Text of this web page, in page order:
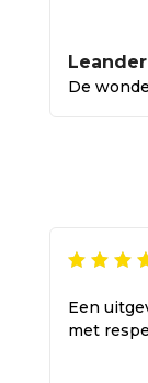
Leander
De
Een
met